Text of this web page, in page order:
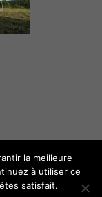
la meilleure
à utiliser ce
satisfait.